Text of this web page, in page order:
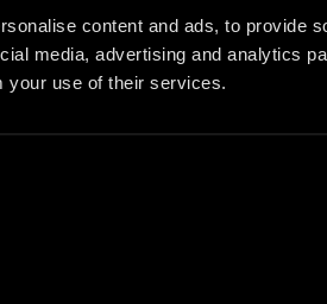
content and ads, to provide
media, advertising and analytics
your use of their services.